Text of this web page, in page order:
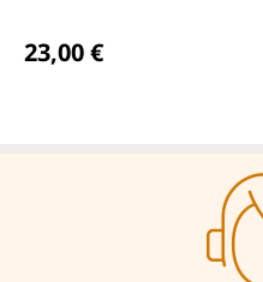
23,00 €